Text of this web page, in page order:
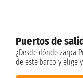
Puertos de
¿Desde dónde zarpa
de este barco y elige
-